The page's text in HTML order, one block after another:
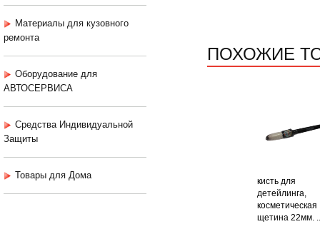
Материалы для кузовного
ремонта
Оборудование для
АВТОСЕРВИСА
Средства Индивидуальной
Защиты
Товары для Дома
ПОХОЖИЕ
кисть для
детейлинга,
косметическая
щетина 22мм.